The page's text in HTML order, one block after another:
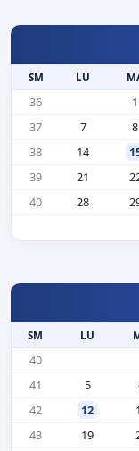
SM LU
36 1
37
7 8
38
14
39
21
40
28
SM LU
40
41
5
42
12
43
19